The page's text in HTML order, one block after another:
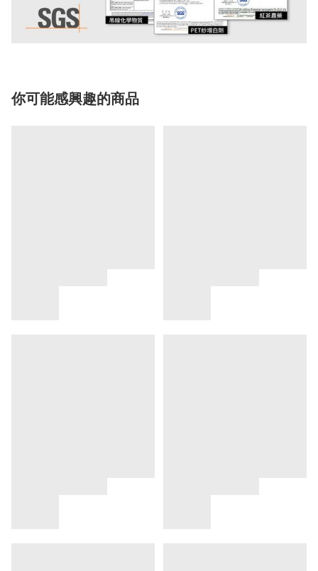
你可能感興趣的商品